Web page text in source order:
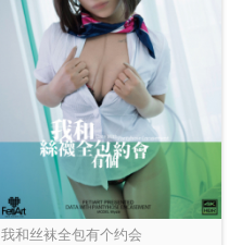
我和丝袜全包有个约会